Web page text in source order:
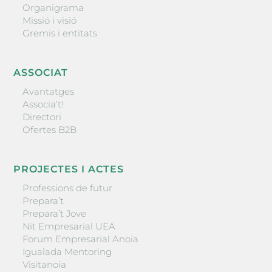
Organigrama
Missió i visió
Gremis i entitats
ASSOCIAT
Avantatges
Associa’t!
Directori
Ofertes B2B
PROJECTES I ACTES
Professions de futur
Prepara’t
Prepara’t Jove
Nit Empresarial UEA
Forum Empresarial Anoia
Igualada Mentoring
Visitanoia